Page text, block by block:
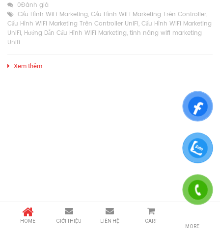
0Đánh giá
Cấu Hình WiFi Marketing, Cấu Hình WiFi Marketing Trên Controller,
Cấu Hình WiFi Marketing Trên Controller UniFi, Cấu Hình WiFi Marketing
UniFi, Hướng Dẫn Cấu Hình WiFi Marketing, tính năng wifi marketing
Unifi
Xem thêm
HOME GIỚI THIỆU LIÊN HỆ
CART
MORE